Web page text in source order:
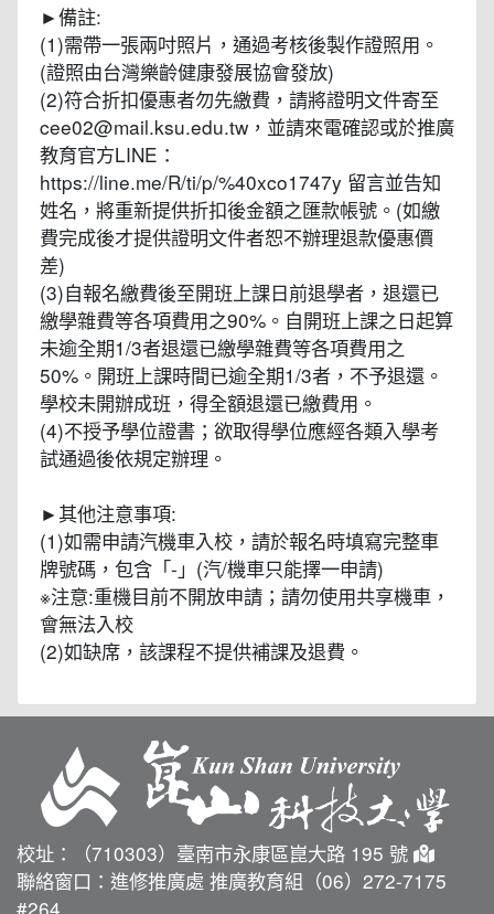
►備註:
(1)需帶一張兩吋照片，通過考核後製作證照用。
(證照由台灣樂齡健康發展協會發放)
(2)符合折扣優惠者勿先繳費，請將證明文件寄至
cee02@mail.ksu.edu.tw，並請來電確認或於推廣
教育官方LINE：
https://line.me/R/ti/p/%40xco1747y 留言並告知
姓名，將重新提供折扣後金額之匯款帳號。(如繳
費完成後才提供證明文件者恕不辦理退款優惠價
差)
(3)自報名繳費後至開班上課日前退學者，退還已
繳學雜費等各項費用之90%。自開班上課之日起算
未逾全期1/3者退還已繳學雜費等各項費用之
50%。開班上課時間已逾全期1/3者，不予退還。
學校未開辦成班，得全額退還已繳費用。
(4)不授予學位證書；欲取得學位應經各類入學考
試通過後依規定辦理。
►其他注意事項:
(1)如需申請汽機車入校，請於報名時填寫完整車
牌號碼，包含「-」(汽/機車只能擇一申請)
※注意:重機目前不開放申請；請勿使用共享機車，
會無法入校
(2)如缺席，該課程不提供補課及退費。
校址：（710303）臺南市永康區崑大路 195 號
聯絡窗口：進修推廣處 推廣教育組（06）272-7175
#264